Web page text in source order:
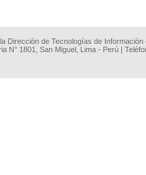
Dirección de Tecnologías de
N° 1801, San Miguel, Lima - Perú |